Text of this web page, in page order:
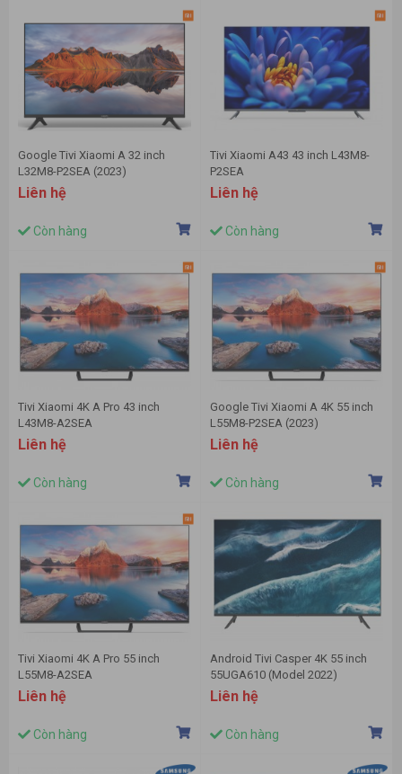
Google Tivi Xiaomi A 32 inch
L32M8-P2SEA (2023)
Liên hệ
Còn hàng
Tivi Xiaomi A43 43 inch L43M8-
P2SEA
Liên hệ
Còn hàng
Tivi Xiaomi 4K A Pro 43 inch
L43M8-A2SEA
Liên hệ
Còn hàng
Google Tivi Xiaomi A 4K 55 inch
L55M8-P2SEA (2023)
Liên hệ
Còn hàng
Tivi Xiaomi 4K A Pro 55 inch
L55M8-A2SEA
Liên hệ
Còn hàng
Android Tivi Casper 4K 55 inch
55UGA610 (Model 2022)
Liên hệ
Còn hàng